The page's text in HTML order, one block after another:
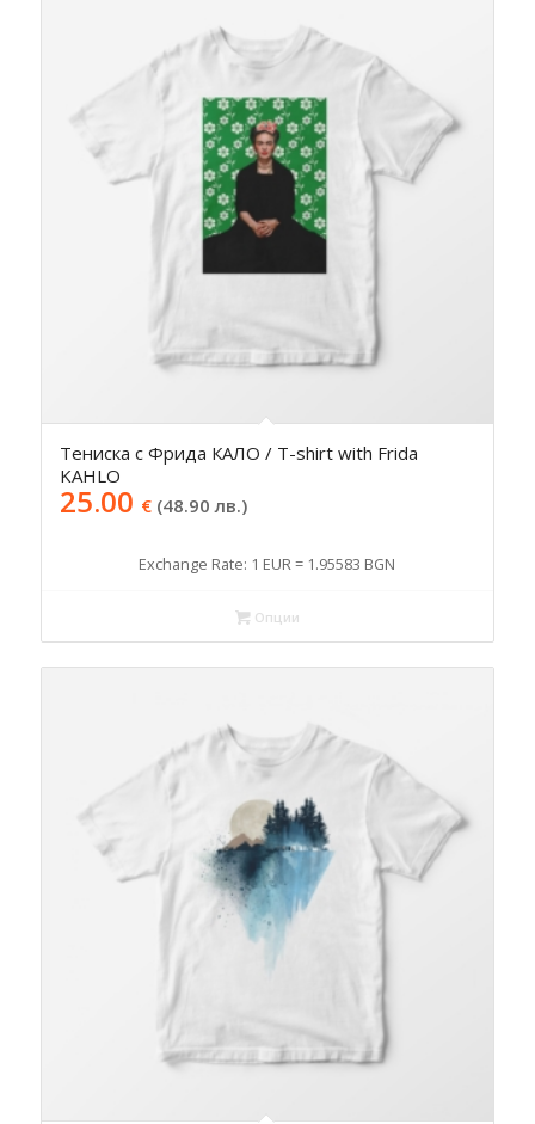
Тениска с Фрида КАЛО / T-shirt with Frida
KAHLO
25.00 €(48.90 лв.)
Exchange Rate: 1 EUR = 1.95583 BGN
Опции